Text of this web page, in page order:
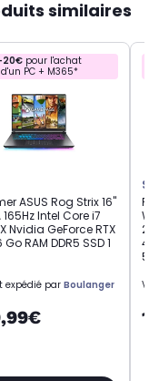
similaires
20€pour l'achat
d'un PC + M365*
ASUS Rog Strix 16"
165Hz Intel Core i7
Nvidia GeForce RTX
RAM DDR5 SSD 1
expédié par Boulanger
PC